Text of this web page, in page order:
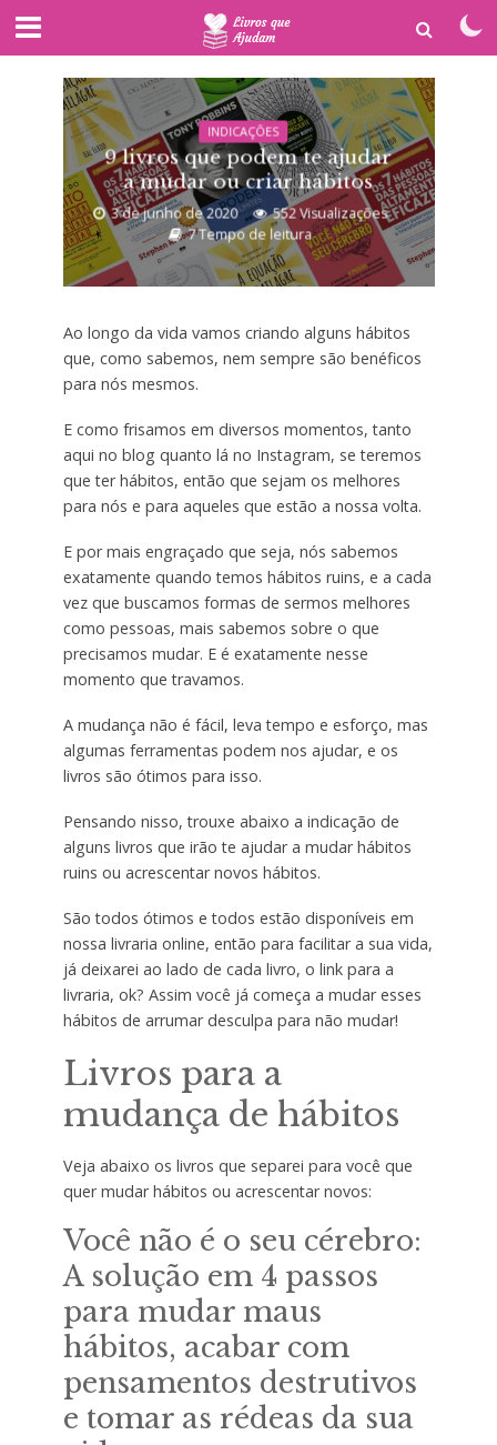
INDICAÇÕES
9 livros que podem te ajudar
a mudar ou criar hábitos
3 de junho de 2020
552 Visualizações
7 Tempo de leitura
Ao longo da vida vamos criando alguns hábitos
que, como sabemos, nem sempre são benéficos
para nós mesmos.
E como frisamos em diversos momentos, tanto
aqui no blog quanto lá no Instagram, se teremos
que ter hábitos, então que sejam os melhores
para nós e para aqueles que estão a nossa volta.
E por mais engraçado que seja, nós sabemos
exatamente quando temos hábitos ruins, e a cada
vez que buscamos formas de sermos melhores
como pessoas, mais sabemos sobre o que
precisamos mudar. E é exatamente nesse
momento que travamos.
A mudança não é fácil, leva tempo e esforço, mas
algumas ferramentas podem nos ajudar, e os
livros são ótimos para isso.
Pensando nisso, trouxe abaixo a indicação de
alguns livros que irão te ajudar a mudar hábitos
ruins ou acrescentar novos hábitos.
São todos ótimos e todos estão disponíveis em
nossa livraria online, então para facilitar a sua vida,
já deixarei ao lado de cada livro, o link para a
livraria, ok? Assim você já começa a mudar esses
hábitos de arrumar desculpa para não mudar!
Livros para a
mudança de hábitos
Veja abaixo os livros que separei para você que
quer mudar hábitos ou acrescentar novos:
Você não é o seu cérebro:
A solução em 4 passos
para mudar maus
hábitos, acabar com
pensamentos destrutivos
e tomar as rédeas da sua